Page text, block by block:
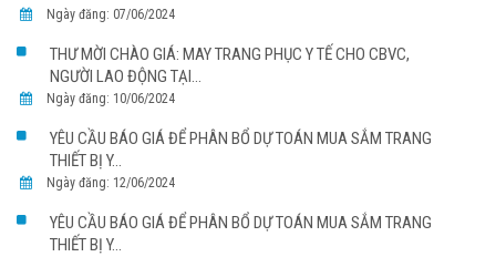
Ngày đăng: 07/06/2024
THƯ MỜI CHÀO GIÁ: MAY TRANG PHỤC Y TẾ CHO CBVC,
NGƯỜI LAO ĐỘNG TẠI...
Ngày đăng: 10/06/2024
YÊU CẦU BÁO GIÁ ĐỂ PHÂN BỔ DỰ TOÁN MUA SẮM TRANG
THIẾT BỊ Y...
Ngày đăng: 12/06/2024
YÊU CẦU BÁO GIÁ ĐỂ PHÂN BỔ DỰ TOÁN MUA SẮM TRANG
THIẾT BỊ Y...